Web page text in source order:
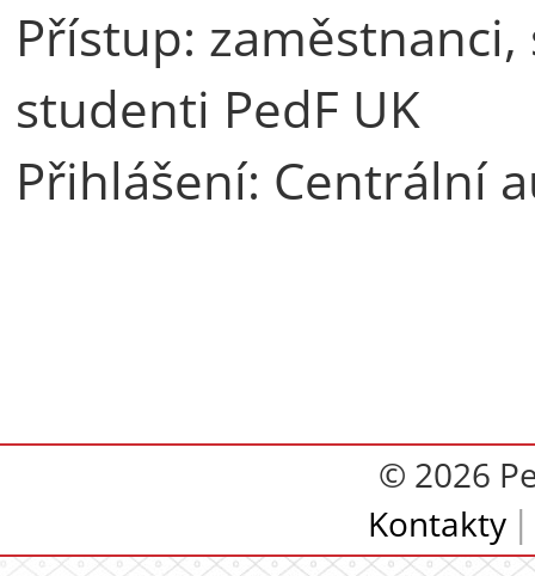
Přístup:
studenti PedF UK
Přihlášení: Centrální
© 2026
Kontakty